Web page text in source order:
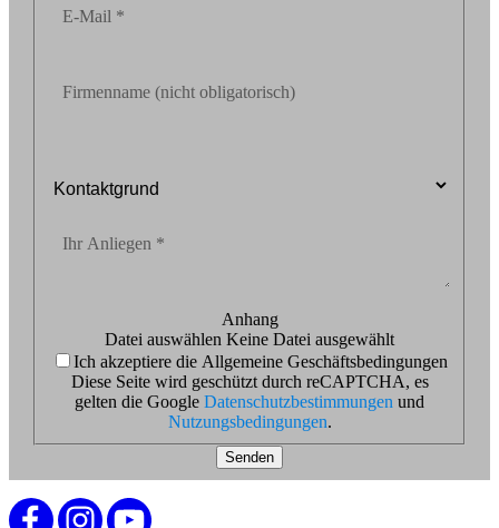
E-Mail
Firmenname (nicht obligatorisch)
Ihr Anliegen
Anhang
Datei auswählen Keine Datei ausgewählt
Ich akzeptiere die Allgemeine Geschäftsbedingungen
Diese Seite wird geschützt durch reCAPTCHA, es
gelten die Google Datenschutzbestimmungen und
Nutzungsbedingungen.
Senden